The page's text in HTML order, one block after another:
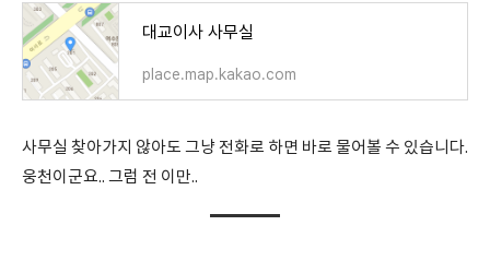
대교이사 사무실
place.map.kakao.com
사무실 찾아가지 않아도 그냥 전화로 하면 바로 물어볼 수 있습니다.
웅천이군요.. 그럼 전 이만..